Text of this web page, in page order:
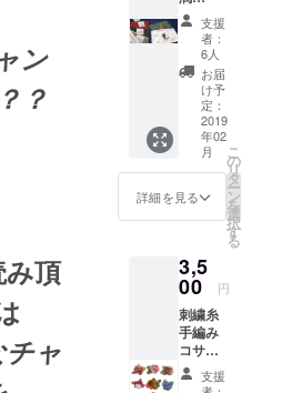
ン
？
頂
ャ
不
敵
容姿端
麗 百戦
磨
抱腹絶
倒 無芸
食
優柔不
ワッペ
ンセッ
トはAと
Bの2種
類があ
りま
す。 A
セッ
ト、B
セット
共に 刺
つの計2
枚組で
す。 お
申し込
みの際
には写
真をご
『書』
刺繍
ポーチ
《愛》
《麗》
リター
ン追加
しまし
た。 一
般未発
売 プロ
ジェク
のお値
打ち品
です。
先着10
名様限
定価格
3000円
ECHAR
支援
者：
6人
お届
け予
定：
2019
年02
月
詳細を見る
こ
の
リ
タ
ー
ン
を
選
択
す
る
3,5
00 円
刺繍糸
手編み
コサー
ジュ 新
製品ス
支援